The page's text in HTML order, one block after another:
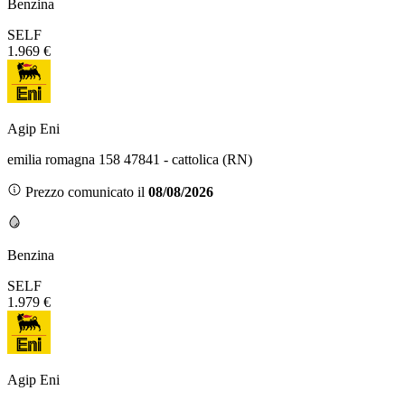
Benzina
SELF
1.969 €
Agip Eni
emilia romagna 158 47841 - cattolica (RN)
Prezzo comunicato il 08/08/2026
Benzina
SELF
1.979 €
Agip Eni